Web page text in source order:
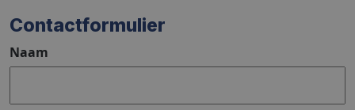
Contactformulier
Naam